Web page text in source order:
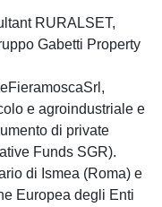
RURALSET,
Gabetti Property
e agroindustriale e
di private
Funds SGR).
di Ismea (Roma) e
Europea degli Enti